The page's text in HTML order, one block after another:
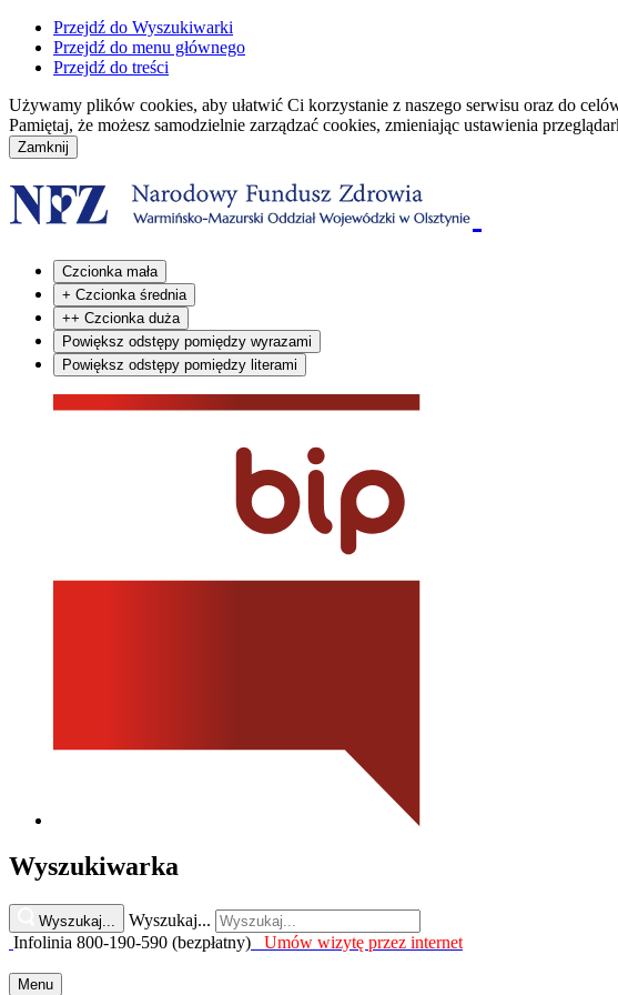
Przejdź do Wyszukiwarki
Przejdź do menu głównego
Przejdź do treści
Używamy plików cookies, aby ułatwić Ci korzystanie z naszego serwisu oraz do
Pamiętaj, że możesz samodzielnie zarządzać cookies, zmieniając ustawienia
Czcionka mała
+ Czcionka średnia
++ Czcionka duża
Powiększ odstępy pomiędzy wyrazami
Powiększ odstępy pomiędzy literami
Wyszukiwarka
Wyszukaj...
Wyszukaj...
Infolinia 800-190-590 (bezpłatny)
Umów wizytę przez internet
Menu